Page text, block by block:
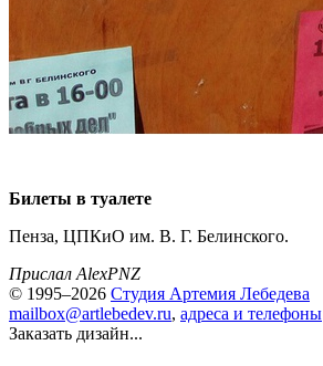
Билеты в туалете
Пенза, ЦПКиО им. В. Г. Белинского.
Прислал AlexPNZ
© 1995–2026 Студия Артемия Лебедева
mailbox@artlebedev.ru, адреса и телефоны
Заказать дизайн...